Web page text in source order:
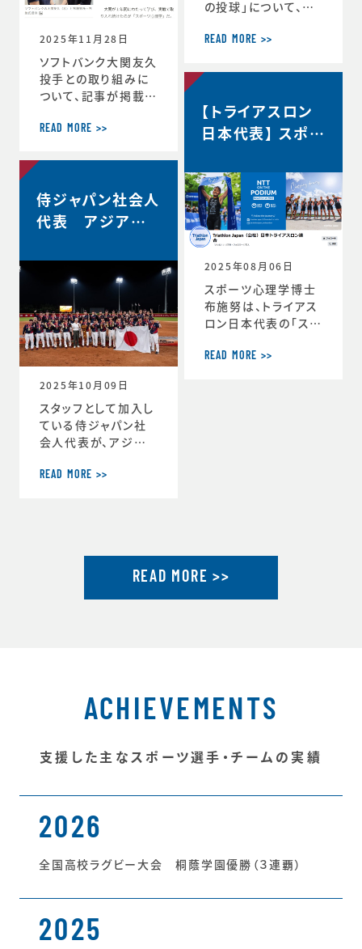
自分の最高を引き出
ツ心理学博士が語る
結果を出し続ける人
の
2025年11月28日
ソフトバンク大関友久
投手との取り組みに
ついて、記事が掲載さ
理学で結果 大関投
＜朝日新聞デジタル
ahi.com/articles/
DA3S16351620.ht
ml
READ MORE >>
の投球」について、イ
ます。速球140km／
フトバンク大関友久
エンスです」https://
topics.smt.doco
mo.ne.jp/article/
day-445985
READ MORE >>
侍ジャパン社会人
代表 アジア選
2025年10月09日
スタッフとして加入し
ている侍ジャパン社
会人代表が、アジア
ました。アジア選手権
l.jp/jp/news/pres
s/20250930_1.ht
READ MORE >>
【トライアスロン
日本代表】 スポー
ト/ハイパフォーマ
ンスコーチ 就任
2025年08月06日
スポーツ心理学博士
布施努は、トライアス
ロン日本代表の「スポ
ハイパフォーマンスコ
READ MORE >>
READ MORE >>
ACHIEVEMENTS
支援した主なスポーツ選手・チームの実績
2026
全国高校ラグビー大会 桐蔭学園優勝（３連覇）
2025